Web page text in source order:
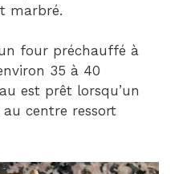
marbré.
four préchauffé à
35 à 40
est prêt lorsqu’un
centre ressort